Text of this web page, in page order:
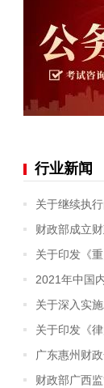
行业新闻
关于继续执行
财政部成立
关于印发《重点危险废
2021年中国内
关于深入实施
关于印发《律师
广东惠州财政全
财政部广西监管局：